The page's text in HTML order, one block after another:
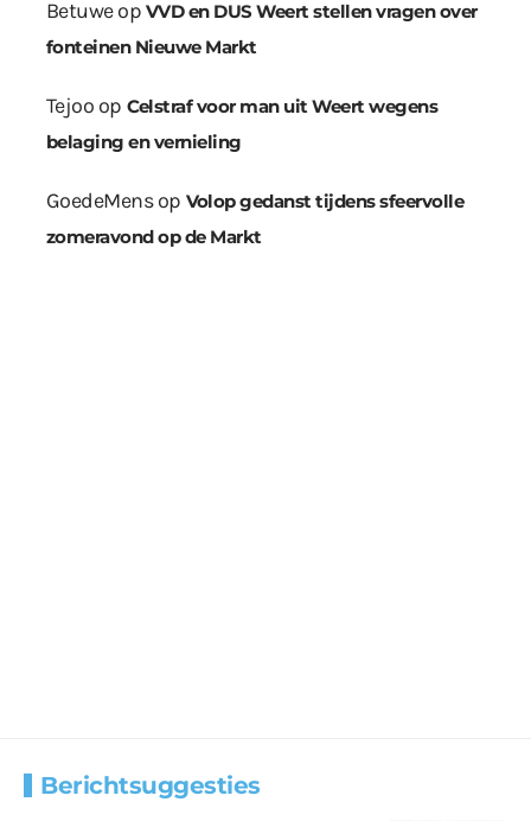
Betuweop VVD en DUS Weert stellen vragen over
fonteinen Nieuwe Markt
Tejoo op Celstraf voor man uit Weert wegens
belaging en vernieling
GoedeMensop Volop gedanst tijdens sfeervolle
zomeravond op de Markt
Berichtsuggesties